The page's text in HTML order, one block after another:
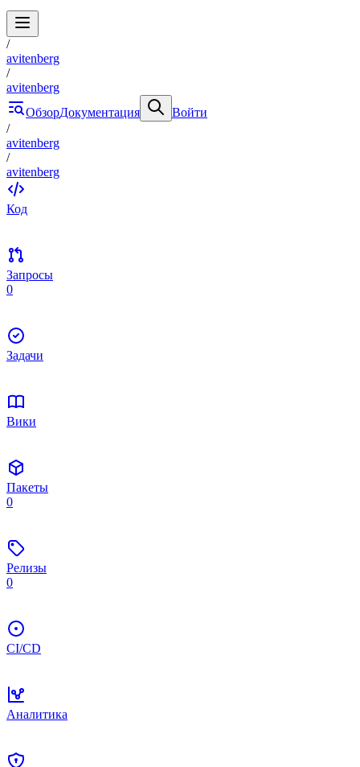
/
avitenberg
/
avitenberg
ОбзорДокументация
Войти
/
avitenberg
/
avitenberg
Код
Запросы
0
Задачи
Вики
Пакеты
0
Релизы
0
CI/CD
Аналитика